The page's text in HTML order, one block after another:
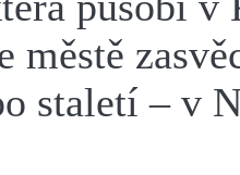
staletí – v